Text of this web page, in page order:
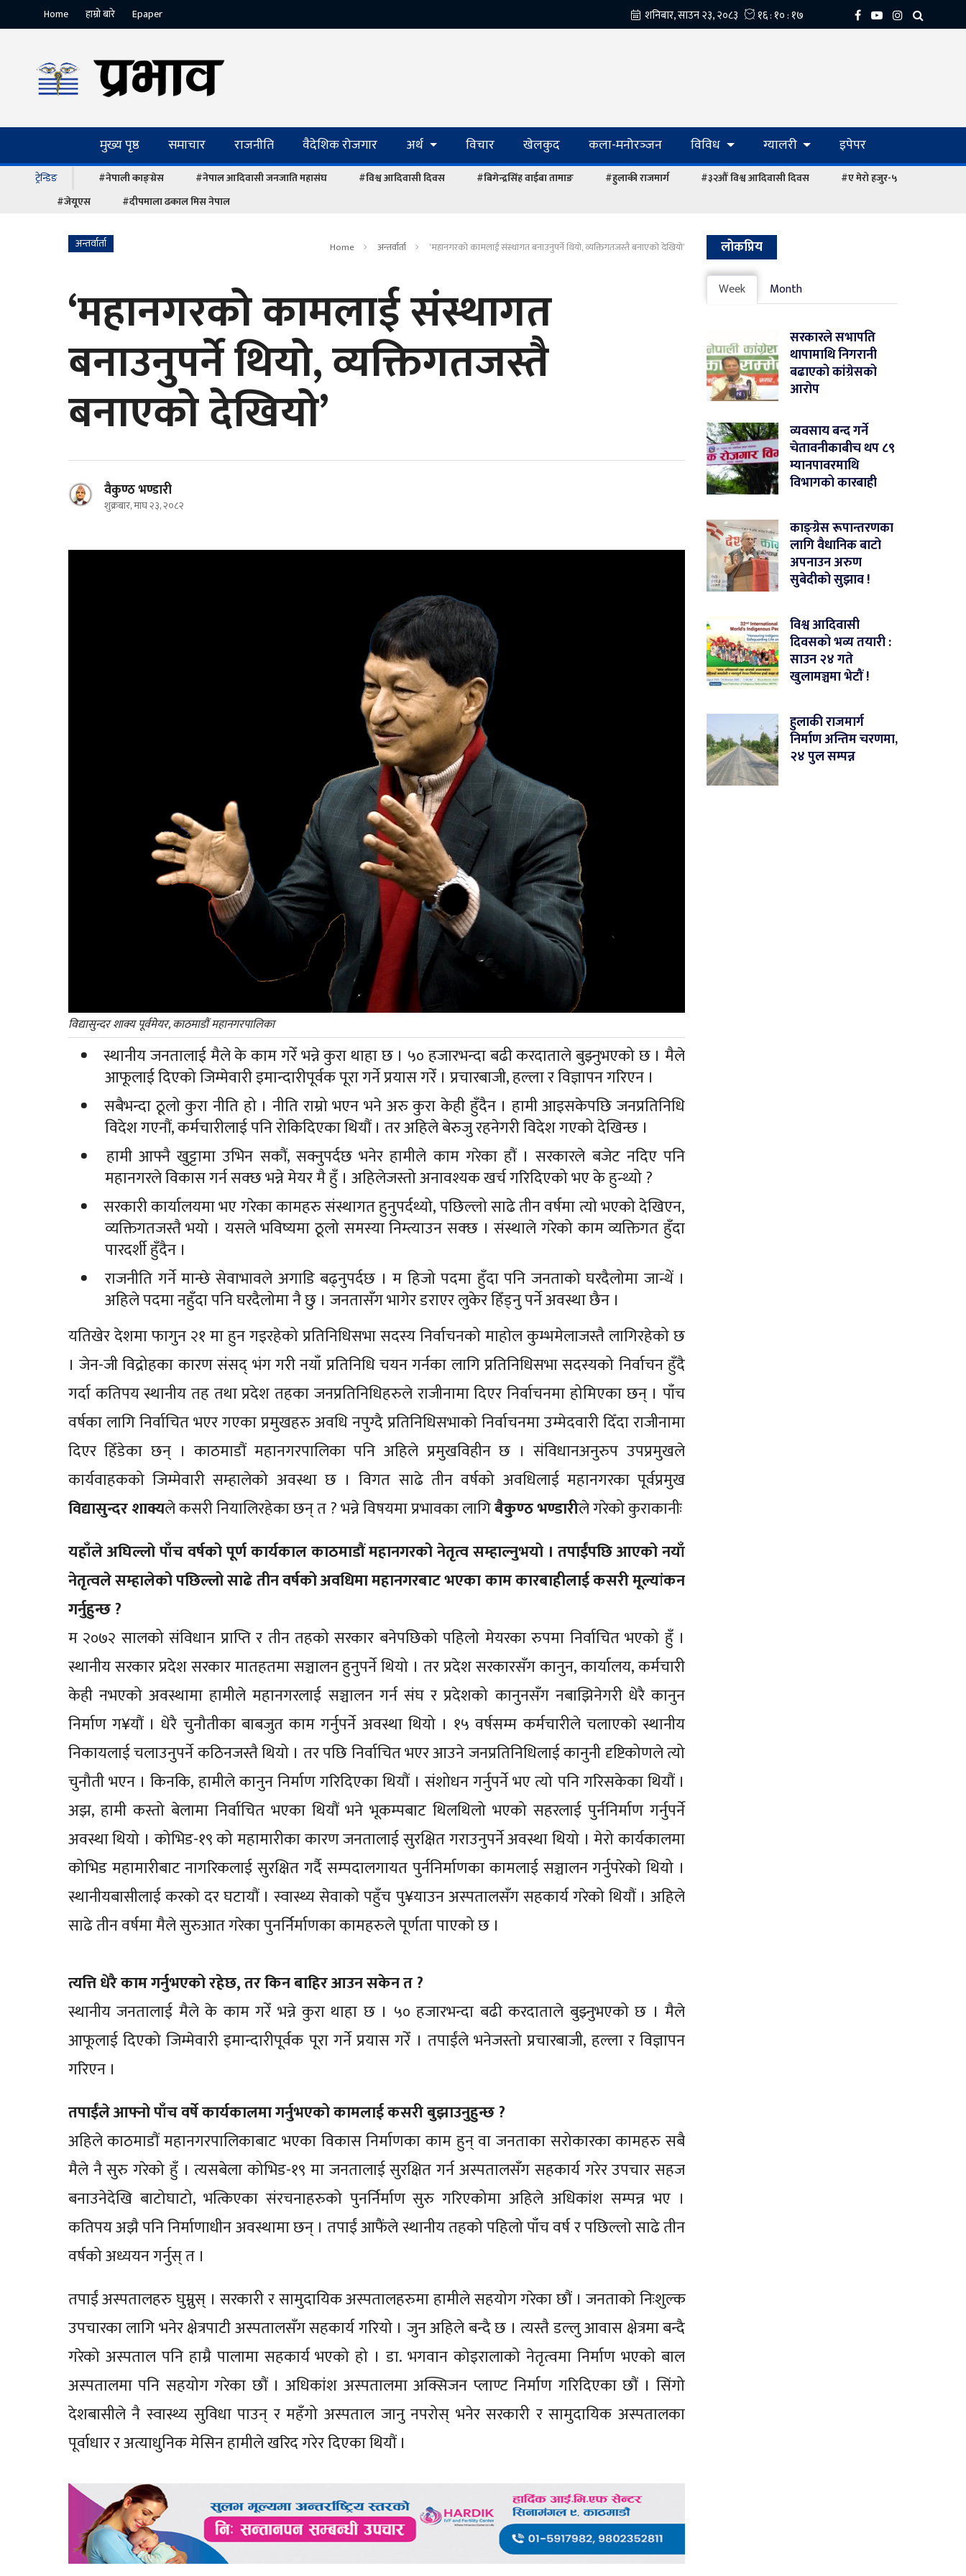
Home हाम्रो बारे Epaper
मुख्य पृष्ठ समाचार राजनीति वैदेशिक रोजगार अर्थ विचार खेलकुद कला-मनोरञ्‍जन विविध ग्यालरी इपेपर
ट्रेन्डिङ #नेपाली काङ्ग्रेस #नेपाल आदिवासी जनजाति महासंघ #विश्व आदिवासी दिवस #बिगेन्द्रसिंह वाईबा तामाङ #हुलाकी राजमार्ग #३२औं विश्व आदिवासी दिवस
#ए मेरो हजुर-५
#जेयूएस
#दीपमाला ढकाल मिस नेपाल
अन्तर्वार्ता Home अन्तर्वार्ता ‘महानगरको कामलाई संस्थागत बनाउनुपर्ने थियो, व्यक्तिगतजस्तै बनाएको देखियो’
‘महानगरको कामलाई संस्थागत
बनाउनुपर्ने थियो, व्यक्तिगतजस्तै
बनाएको देखियो’
वैकुण्ठ भण्डारी
शुक्रबार, माघ २३, २०८२
विद्यासुन्दर शाक्य पूर्वमेयर, काठमाडौं महानगरपालिका
स्थानीय जनतालाई मैले के काम गरेँ भन्ने कुरा थाहा छ । ५० हजारभन्दा बढी करदाताले बुझ्नुभएको छ । मैले
आफूलाई दिएको जिम्मेवारी इमान्दारीपूर्वक पूरा गर्ने प्रयास गरेँ । प्रचारबाजी, हल्ला र विज्ञापन गरिएन ।
सबैभन्दा ठूलो कुरा नीति हो । नीति राम्रो भएन भने अरु कुरा केही हुँदैन । हामी आइसकेपछि जनप्रतिनिधि
विदेश गएनौं, कर्मचारीलाई पनि रोकिदिएका थियौं । तर अहिले बेरुजु रहनेगरी विदेश गएको देखिन्छ ।
हामी आफ्नै खुट्टामा उभिन सकौं, सक्नुपर्दछ भनेर हामीले काम गरेका हौं । सरकारले बजेट नदिए पनि
महानगरले विकास गर्न सक्छ भन्ने मेयर मै हुँ । अहिलेजस्तो अनावश्यक खर्च गरिदिएको भए के हुन्थ्यो ?
सरकारी कार्यालयमा भए गरेका कामहरु संस्थागत हुनुपर्दथ्यो, पछिल्लो साढे तीन वर्षमा त्यो भएको देखिएन,
व्यक्तिगतजस्तै भयो । यसले भविष्यमा ठूलो समस्या निम्त्याउन सक्छ । संस्थाले गरेको काम व्यक्तिगत हुँदा
पारदर्शी हुँदैन ।
राजनीति गर्ने मान्छे सेवाभावले अगाडि बढ्नुपर्दछ । म हिजो पदमा हुँदा पनि जनताको घरदैलोमा जान्थें ।
अहिले पदमा नहुँदा पनि घरदैलोमा नै छु । जनतासँग भागेर डराएर लुकेर हिँड्नु पर्ने अवस्था छैन ।
यतिखेर देशमा फागुन २१ मा हुन गइरहेको प्रतिनिधिसभा सदस्य निर्वाचनको माहोल कुम्भमेलाजस्तै लागिरहेको छ
। जेन-जी विद्रोहका कारण संसद् भंग गरी नयाँ प्रतिनिधि चयन गर्नका लागि प्रतिनिधिसभा सदस्यको निर्वाचन हुँदै
गर्दा कतिपय स्थानीय तह तथा प्रदेश तहका जनप्रतिनिधिहरुले राजीनामा दिएर निर्वाचनमा होमिएका छन् । पाँच
वर्षका लागि निर्वाचित भएर गएका प्रमुखहरु अवधि नपुग्दै प्रतिनिधिसभाको निर्वाचनमा उम्मेदवारी दिँदा राजीनामा
दिएर हिँडेका छन् । काठमाडौं महानगरपालिका पनि अहिले प्रमुखविहीन छ । संविधानअनुरुप उपप्रमुखले
कार्यवाहकको जिम्मेवारी सम्हालेको अवस्था छ । विगत साढे तीन वर्षको अवधिलाई महानगरका पूर्वप्रमुख
विद्यासुन्दर शाक्यले कसरी नियालिरहेका छन् त ? भन्ने विषयमा प्रभावका लागिबैकुण्ठ भण्डारीले गरेको कुराकानीः
यहाँले अघिल्लो पाँच वर्षको पूर्ण कार्यकाल काठमाडौं महानगरको नेतृत्व सम्हाल्नुभयो । तपाईंपछि आएको नयाँ
नेतृत्वले सम्हालेको पछिल्लो साढे तीन वर्षको अवधिमा महानगरबाट भएका काम कारबाहीलाई कसरी मूल्यांकन
गर्नुहुन्छ ?
म २०७२ सालको संविधान प्राप्ति र तीन तहको सरकार बनेपछिको पहिलो मेयरका रुपमा निर्वाचित भएको हुँ ।
स्थानीय सरकार प्रदेश सरकार मातहतमा सञ्चालन हुनुपर्ने थियो । तर प्रदेश सरकारसँग कानुन, कार्यालय, कर्मचारी
केही नभएको अवस्थामा हामीले महानगरलाई सञ्चालन गर्न संघ र प्रदेशको कानुनसँग नबाझिनेगरी धेरै कानुन
निर्माण ग¥यौं । धेरै चुनौतीका बाबजुत काम गर्नुपर्ने अवस्था थियो । १५ वर्षसम्म कर्मचारीले चलाएको स्थानीय
निकायलाई चलाउनुपर्ने कठिनजस्तै थियो । तर पछि निर्वाचित भएर आउने जनप्रतिनिधिलाई कानुनी दृष्टिकोणले त्यो
चुनौती भएन । किनकि, हामीले कानुन निर्माण गरिदिएका थियौं । संशोधन गर्नुपर्ने भए त्यो पनि गरिसकेका थियौं ।
अझ, हामी कस्तो बेलामा निर्वाचित भएका थियौं भने भूकम्पबाट थिलथिलो भएको सहरलाई पुर्ननिर्माण गर्नुपर्ने
अवस्था थियो । कोभिड-१९ को महामारीका कारण जनतालाई सुरक्षित गराउनुपर्ने अवस्था थियो । मेरो कार्यकालमा
कोभिड महामारीबाट नागरिकलाई सुरक्षित गर्दै सम्पदालगायत पुर्ननिर्माणका कामलाई सञ्चालन गर्नुपरेको थियो ।
स्थानीयबासीलाई करको दर घटायौं । स्वास्थ्य सेवाको पहुँच पु¥याउन अस्पतालसँग सहकार्य गरेको थियौं । अहिले
साढे तीन वर्षमा मैले सुरुआत गरेका पुनर्निर्माणका कामहरुले पूर्णता पाएको छ ।
त्यत्ति धेरै काम गर्नुभएको रहेछ, तर किन बाहिर आउन सकेन त ?
स्थानीय जनतालाई मैले के काम गरेँ भन्ने कुरा थाहा छ । ५० हजारभन्दा बढी करदाताले बुझ्नुभएको छ । मैले
आफूलाई दिएको जिम्मेवारी इमान्दारीपूर्वक पूरा गर्ने प्रयास गरेँ । तपाईंले भनेजस्तो प्रचारबाजी, हल्ला र विज्ञापन
गरिएन ।
तपाईंले आफ्नो पाँच वर्षे कार्यकालमा गर्नुभएको कामलाई कसरी बुझाउनुहुन्छ ?
अहिले काठमाडौं महानगरपालिकाबाट भएका विकास निर्माणका काम हुन् वा जनताका सरोकारका कामहरु सबै
मैले नै सुरु गरेको हुँ । त्यसबेला कोभिड-१९ मा जनतालाई सुरक्षित गर्न अस्पतालसँग सहकार्य गरेर उपचार सहज
बनाउनेदेखि बाटोघाटो, भत्किएका संरचनाहरुको पुनर्निर्माण सुरु गरिएकोमा अहिले अधिकांश सम्पन्न भए ।
कतिपय अझै पनि निर्माणाधीन अवस्थामा छन् । तपाईं आफैंले स्थानीय तहको पहिलो पाँच वर्ष र पछिल्लो साढे तीन
वर्षको अध्ययन गर्नुस् त ।
तपाईं अस्पतालहरु घुम्नुस् । सरकारी र सामुदायिक अस्पतालहरुमा हामीले सहयोग गरेका छौं । जनताको निःशुल्क
उपचारका लागि भनेर क्षेत्रपाटी अस्पतालसँग सहकार्य गरियो । जुन अहिले बन्दै छ । त्यस्तै डल्लु आवास क्षेत्रमा बन्दै
गरेको अस्पताल पनि हाम्रै पालामा सहकार्य भएको हो । डा. भगवान कोइरालाको नेतृत्वमा निर्माण भएको बाल
अस्पतालमा पनि सहयोग गरेका छौं । अधिकांश अस्पतालमा अक्सिजन प्लाण्ट निर्माण गरिदिएका छौं । सिंगो
देशबासीले नै स्वास्थ्य सुविधा पाउन् र महँगो अस्पताल जानु नपरोस् भनेर सरकारी र सामुदायिक अस्पतालका
पूर्वाधार र अत्याधुनिक मेसिन हामीले खरिद गरेर दिएका थियौं ।
लोकप्रिय
Week Month
सरकारले सभापति
थापामाथि निगरानी
बढाएको कांग्रेसको
आरोप
व्यवसाय बन्द गर्ने
चेतावनीकाबीच थप ८९
म्यानपावरमाथि
विभागको कारबाही
काङ्ग्रेस रूपान्तरणका
लागि वैधानिक बाटो
अपनाउन अरुण
सुबेदीको सुझाव !
विश्व आदिवासी
दिवसको भव्य तयारी :
साउन २४ गते
खुलामञ्चमा भेटौं !
हुलाकी राजमार्ग
निर्माण अन्तिम चरणमा,
२४ पुल सम्पन्न